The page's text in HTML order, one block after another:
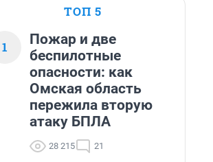
ТОП 5
1
Пожар и две
беспилотные
опасности: как
Омская область
пережила вторую
атаку БПЛА
28 215 21